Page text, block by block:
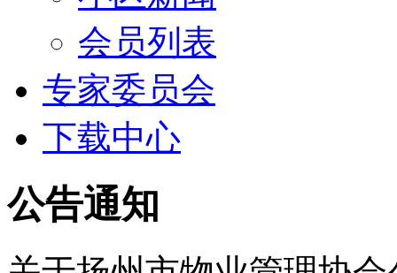
会员列表
专家委员会
下载中心
公告通知